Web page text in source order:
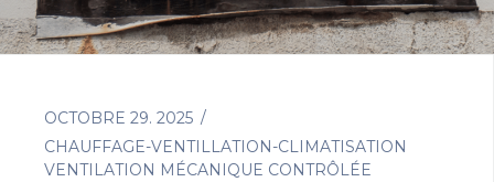
OCTOBRE 29. 2025
CHAUFFAGE-VENTILLATION-CLIMATISATION
VENTILATION MÉCANIQUE CONTRÔLÉE